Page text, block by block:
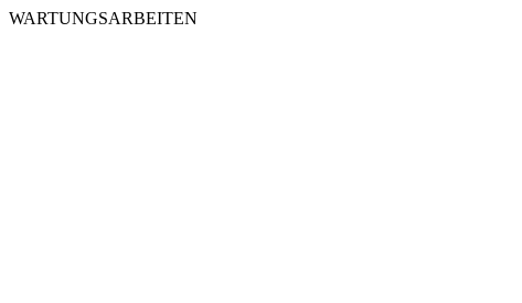
WARTUNGSARBEITEN